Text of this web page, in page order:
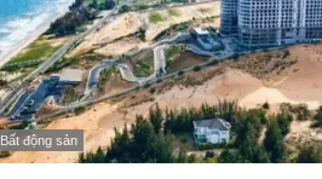
Bất động sản